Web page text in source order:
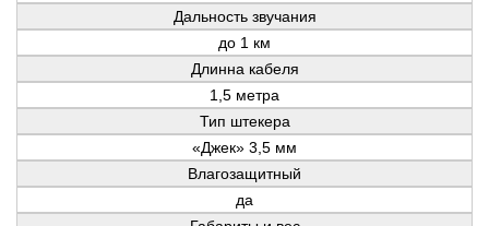
Дальность звучания
до 1 км
Длинна кабеля
1,5 метра
Тип штекера
«Джек» 3,5 мм
Влагозащитный
да